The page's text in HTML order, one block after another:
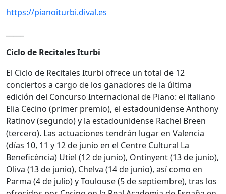
https://pianoiturbi.dival.es
Ciclo de Recitales Iturbi
El Ciclo de Recitales Iturbi ofrece un total de 12
conciertos a cargo de los ganadores de la última
edición del Concurso Internacional de Piano: el italiano
Elia Cecino (primer premio), el estadounidense Anthony
Ratinov (segundo) y la estadounidense Rachel Breen
(tercero). Las actuaciones tendrán lugar en Valencia
(días 10, 11 y 12 de junio en el Centre Cultural La
Beneficència) Utiel (12 de junio), Ontinyent (13 de junio),
Oliva (13 de junio), Chelva (14 de junio), así como en
Parma (4 de julio) y Toulouse (5 de septiembre), tras los